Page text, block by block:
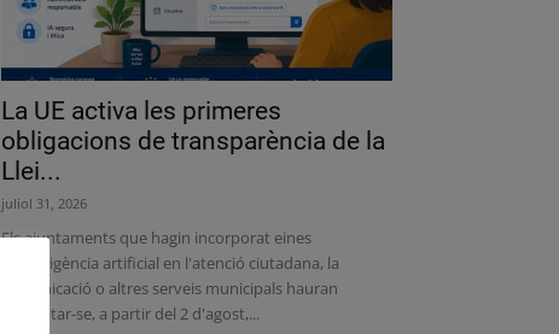
La UE activa les primeres
obligacions de transparència de la
Llei...
juliol 31, 2026
Els ajuntaments que hagin incorporat eines
d'intel·ligència artificial en l'atenció ciutadana, la
comunicació o altres serveis municipals hauran
d'adaptar-se, a partir del 2 d'agost,...